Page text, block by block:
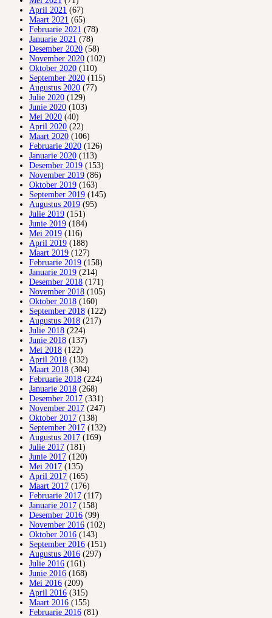
April 2021 (67)
Maart 2021 (65)
Februarie 2021 (78)
Januarie 2021 (78)
Desember 2020 (58)
November 2020 (102)
Oktober 2020 (110)
September 2020 (115)
Augustus 2020 (77)
Julie 2020 (129)
Junie 2020 (103)
Mei 2020 (40)
April 2020 (22)
Maart 2020 (106)
Februarie 2020 (126)
Januarie 2020 (113)
Desember 2019 (153)
November 2019 (86)
Oktober 2019 (163)
September 2019 (145)
Augustus 2019 (95)
Julie 2019 (151)
Junie 2019 (184)
Mei 2019 (116)
April 2019 (188)
Maart 2019 (127)
Februarie 2019 (158)
Januarie 2019 (214)
Desember 2018 (171)
November 2018 (105)
Oktober 2018 (160)
September 2018 (122)
Augustus 2018 (217)
Julie 2018 (224)
Junie 2018 (137)
Mei 2018 (122)
April 2018 (132)
Maart 2018 (304)
Februarie 2018 (224)
Januarie 2018 (268)
Desember 2017 (331)
November 2017 (247)
Oktober 2017 (138)
September 2017 (132)
Augustus 2017 (169)
Julie 2017 (181)
Junie 2017 (120)
Mei 2017 (135)
April 2017 (165)
Maart 2017 (176)
Februarie 2017 (117)
Januarie 2017 (158)
Desember 2016 (99)
November 2016 (102)
Oktober 2016 (143)
September 2016 (151)
Augustus 2016 (297)
Julie 2016 (161)
Junie 2016 (168)
Mei 2016 (209)
April 2016 (315)
Maart 2016 (155)
Februarie 2016 (81)